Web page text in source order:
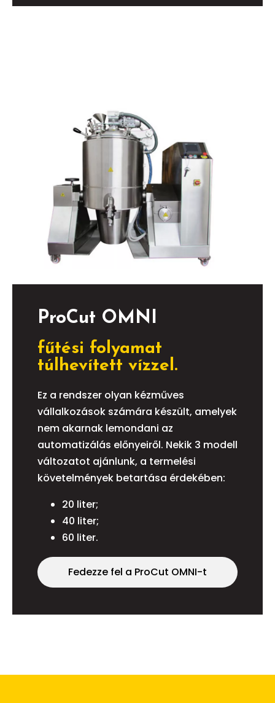
ProCut OMNI
fűtési folyamat
túlhevített vízzel.
Ez a rendszer olyan kézműves
vállalkozások számára készült, amelyek
nem akarnak lemondani az
automatizálás előnyeiről. Nekik 3 modell
változatot ajánlunk, a termelési
követelmények betartása érdekében:
20 liter;
40 liter;
60 liter.
Fedezze fel a ProCut OMNI-t